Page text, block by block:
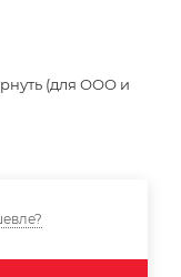
(для ООО и